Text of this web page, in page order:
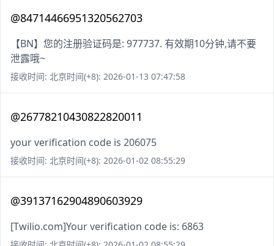
@84714466951320562703
【BN】您的注册验证码是: 977737. 有效期10分钟,请不要
泄露哦~
接收时间: 北京时间(+8): 2026-01-13 07:47:58
@26778210430822820011
your verification code is 206075
接收时间: 北京时间(+8): 2026-01-02 08:55:29
@39137162904890603929
[Twilio.com]Your verification code is: 6863